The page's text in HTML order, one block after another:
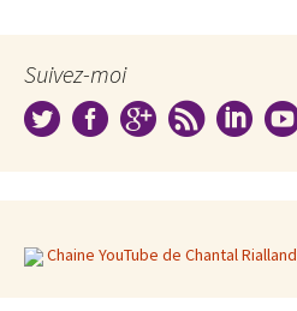
Suivez-moi
Chaine YouTube de Chantal Rialland